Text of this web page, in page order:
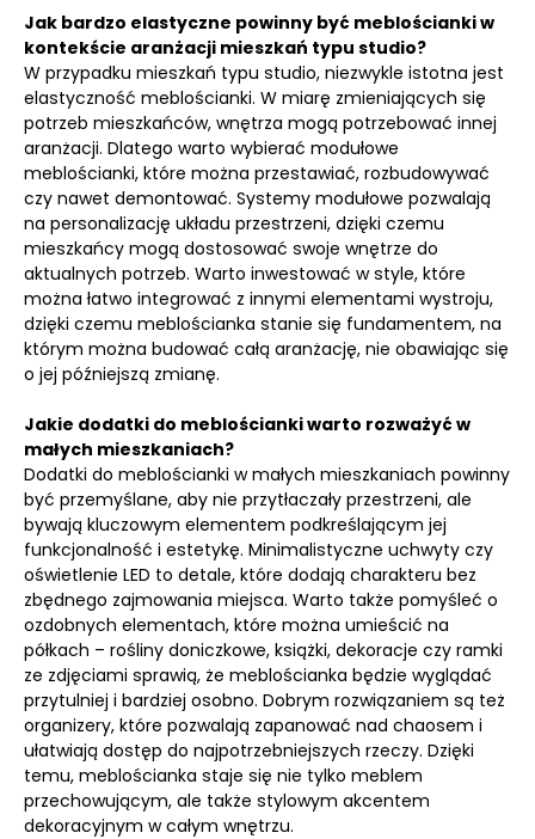
Jak bardzo elastyczne powinny być meblościanki w
kontekście aranżacji mieszkań typu studio?
W przypadku mieszkań typu studio, niezwykle istotna jest
elastyczność meblościanki. W miarę zmieniających się
potrzeb mieszkańców, wnętrza mogą potrzebować innej
aranżacji. Dlatego warto wybierać modułowe
meblościanki, które można przestawiać, rozbudowywać
czy nawet demontować. Systemy modułowe pozwalają
na personalizację układu przestrzeni, dzięki czemu
mieszkańcy mogą dostosować swoje wnętrze do
aktualnych potrzeb. Warto inwestować w style, które
można łatwo integrować z innymi elementami wystroju,
dzięki czemu meblościanka stanie się fundamentem, na
którym można budować całą aranżację, nie obawiając się
o jej późniejszą zmianę.
Jakie dodatki do meblościanki warto rozważyć w
małych mieszkaniach?
Dodatki do meblościanki w małych mieszkaniach powinny
być przemyślane, aby nie przytłaczały przestrzeni, ale
bywają kluczowym elementem podkreślającym jej
funkcjonalność i estetykę. Minimalistyczne uchwyty czy
oświetlenie LED to detale, które dodają charakteru bez
zbędnego zajmowania miejsca. Warto także pomyśleć o
ozdobnych elementach, które można umieścić na
półkach – rośliny doniczkowe, książki, dekoracje czy ramki
ze zdjęciami sprawią, że meblościanka będzie wyglądać
przytulniej i bardziej osobno. Dobrym rozwiązaniem są też
organizery, które pozwalają zapanować nad chaosem i
ułatwiają dostęp do najpotrzebniejszych rzeczy. Dzięki
temu, meblościanka staje się nie tylko meblem
przechowującym, ale także stylowym akcentem
dekoracyjnym w całym wnętrzu.